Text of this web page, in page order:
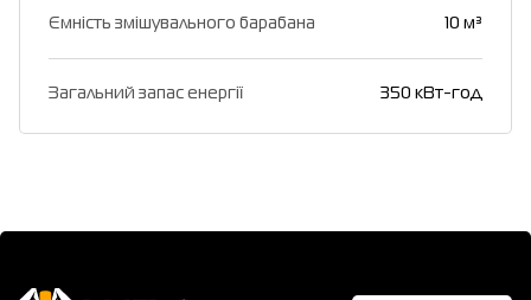
Ємність змішувального барабана 10 м³
Загальний запас енергії 350 кВт-год